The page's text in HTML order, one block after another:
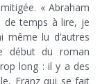
« Abraham
de temps à lire, je
même lu d’autres
début du roman
long : il y a des
Franz qui se fait